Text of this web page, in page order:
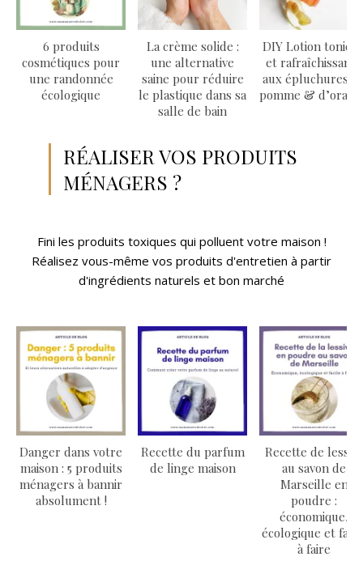
6 produits
cosmétiques pour
une randonnée
écologique
La crème solide :
une alternative
saine pour réduire
le plastique dans sa
salle de bain
DIY Lotion
et rafraîchissante
aux épluchures
pomme &
RÉALISER VOS PRODUITS
MÉNAGERS ?
Fini les produits toxiques qui polluent votre maison !
Réalisez vous-même vos produits d'entretien à partir
d'ingrédients naturels et bon marché
Danger dans votre
maison : 5 produits
ménagers à bannir
absolument !
Recette du parfum
de linge maison
Recette de lessive
au savon de
Marseille en
poudre :
économique,
écologique et
à faire